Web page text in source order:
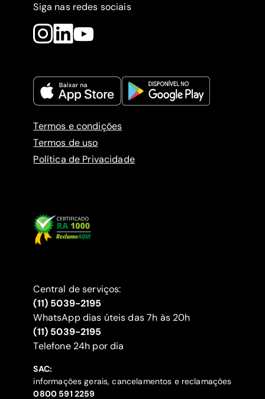
Siga nas redes sociais
Termos e condições
Termos de uso
Política de Privacidade
Central de serviços:
(11) 5039-2195
WhatsApp dias úteis das 7h às 20h
(11) 5039-2195
‍Telefone 24h por dia
SAC:
informações gerais, cancelamentos e reclamações
‍0800 591 2259